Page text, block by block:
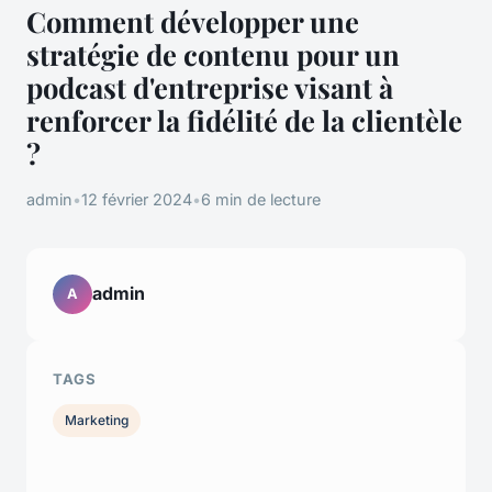
Comment développer une
stratégie de contenu pour un
podcast d'entreprise visant à
renforcer la fidélité de la clientèle
?
admin•12 février 2024•6 min de lecture
A admin
TAGS
Marketing